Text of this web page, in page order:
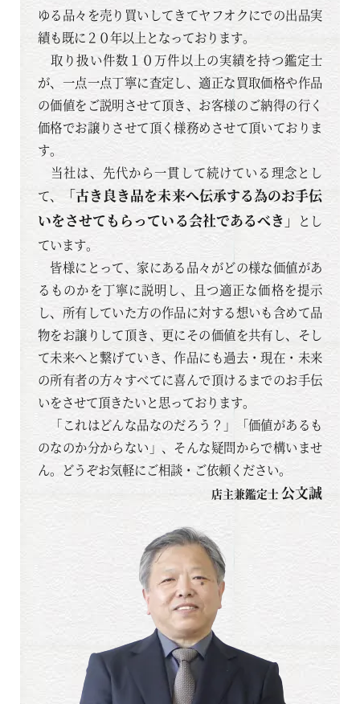
ゆる品々を売り買いしてきてヤフオクにでの出品実
績も既に２０年以上となっております。
取り扱い件数１０万件以上の実績を持つ鑑定士
が、一点一点丁寧に査定し、適正な買取価格や作品
の価値をご説明させて頂き、お客様のご納得の行く
価格でお譲りさせて頂く様務めさせて頂いておりま
す。
当社は、先代から一貫して続けている理念とし
て、
「古き良き品を未来へ伝承する為のお手伝
いをさせてもらっている会社であるべき」
とし
ています。
皆様にとって、家にある品々がどの様な価値があ
るものかを丁寧に説明し、且つ適正な価格を提示
し、所有していた方の作品に対する想いも含めて品
物をお譲りして頂き、更にその価値を共有し、そし
て未来へと繋げていき、作品にも過去・現在・未来
の所有者の方々すべてに喜んで頂けるまでのお手伝
いをさせて頂きたいと思っております。
「これはどんな品なのだろう？」「価値があるも
のなのか分からない」、そんな疑問からで構いませ
ん。どうぞお気軽にご相談・ご依頼ください。
店主兼鑑定士 公文誠